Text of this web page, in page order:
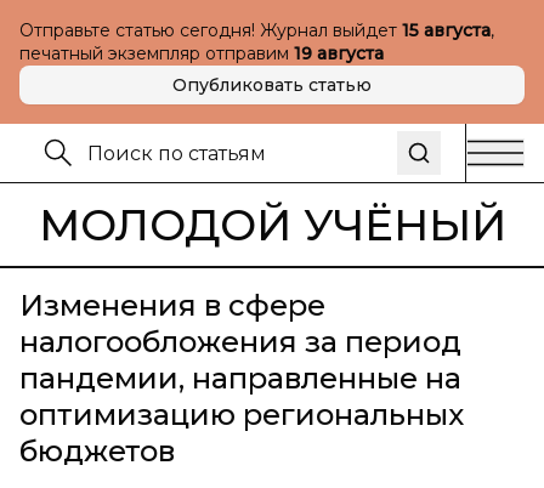
Отправьте статью сегодня! Журнал выйдет 15 августа,
печатный экземпляр отправим 19 августа
Опубликовать статью
МОЛОДОЙ УЧЁНЫЙ
Изменения в сфере
налогообложения за период
пандемии, направленные на
оптимизацию региональных
бюджетов